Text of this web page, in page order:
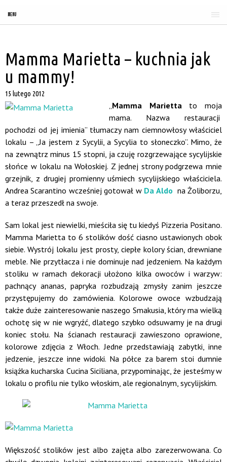
MENU
Mamma Marietta – kuchnia jak
u mammy!
15 lutego 2012
„Mamma Mariettato moja
mama. Nazwa restauracji
pochodzi od jej imienia” tłumaczy nam ciemnowłosy właściciel
lokalu – „Ja jestem z Sycylii, a Sycylia to słoneczko”. Mimo, że
na zewnątrz minus 15 stopni, ja czuję rozgrzewające sycylijskie
słońce w lokalu na Wołoskiej. Z jednej strony podgrzewa mnie
grzejnik, z drugiej promienny uśmiech sycylijskiego właściciela.
Andrea Scarantino wcześniej gotował w Da Aldo na Żoliborzu,
a teraz przeszedł na swoje.
Sam lokal jest niewielki, mieściła się tu kiedyś Pizzeria Positano.
Mamma Marietta to 6 stolików dość ciasno ustawionych obok
siebie. Wystrój lokalu jest prosty, ciepłe kolory ścian, drewniane
meble. Nie przytłacza i nie dominuje nad jedzeniem. Na każdym
stoliku w ramach dekoracji ułożono kilka owoców i warzyw:
pachnący ananas, papryka rozbudzają zmysły zanim jeszcze
przystępujemy do zamówienia. Kolorowe owoce wzbudzają
także duże zainteresowanie naszego Smakusia, który ma wielką
ochotę się w nie wgryźć, dlatego szybko odsuwamy je na drugi
koniec stołu. Na ścianach restauracji zawieszono oprawione,
kolorowe zdjęcia z Włoch. Jedne przedstawiają zabytki, inne
jedzenie, jeszcze inne widoki. Na półce za barem stoi dumnie
książka kucharska Cucina Siciliana, przypominając, że jesteśmy w
lokalu o profilu nie tylko włoskim, ale regionalnym, sycylijskim.
Większość stolików jest albo zajęta albo zarezerwowana. Co